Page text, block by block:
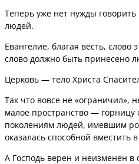
Теперь уже нет нужды
людей.
Евангелие, благая весть,
слово должно быть принесено
Церковь — тело Христа
Так что вовсе не «ограничил»,
малое пространство —
поколениям людей, имевшим
оказалась способной вместить
А Господь верен и неизменен в